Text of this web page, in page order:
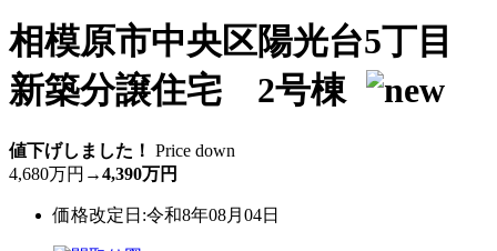
相模原市中央区陽光台5丁目
新築分譲住宅 2号棟
値下げしました！ Price down
4,680万円 →4,390万円
価格改定日:令和8年08月04日